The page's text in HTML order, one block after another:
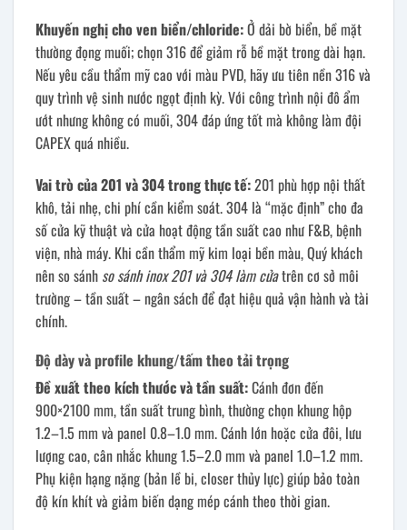
Khuyến nghị cho ven biển/chloride:Ở dải bờ biển, bề mặt
thường đọng muối; chọn 316 để giảm rỗ bề mặt trong dài hạn.
Nếu yêu cầu thẩm mỹ cao với màu PVD, hãy ưu tiên nền 316 và
quy trình vệ sinh nước ngọt định kỳ. Với công trình nội đô ẩm
ướt nhưng không có muối, 304 đáp ứng tốt mà không làm đội
CAPEX quá nhiều.
Vai trò của 201 và 304 trong thực tế:201 phù hợp nội thất
khô, tải nhẹ, chi phí cần kiểm soát. 304 là “mặc định” cho đa
số cửa kỹ thuật và cửa hoạt động tần suất cao như F&B, bệnh
viện, nhà máy. Khi cần thẩm mỹ kim loại bền màu, Quý khách
nên so sánh so sánh inox 201 và 304 làm cửatrên cơ sở môi
trường – tần suất – ngân sách để đạt hiệu quả vận hành và tài
chính.
Độ dày và profile khung/tấm theo tải trọng
Đề xuất theo kích thước và tần suất:Cánh đơn đến
900×2100 mm, tần suất trung bình, thường chọn khung hộp
1.2–1.5 mm và panel 0.8–1.0 mm. Cánh lớn hoặc cửa đôi, lưu
lượng cao, cân nhắc khung 1.5–2.0 mm và panel 1.0–1.2 mm.
Phụ kiện hạng nặng (bản lề bi, closer thủy lực) giúp bảo toàn
độ kín khít và giảm biến dạng mép cánh theo thời gian.